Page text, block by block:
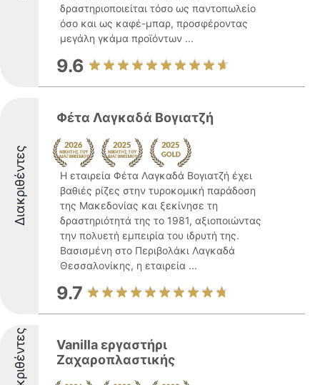
δραστηριοποιείται τόσο ως παντοπωλείο
όσο και ως καφέ-μπαρ, προσφέροντας
μεγάλη γκάμα προϊόντων ...
9.6
Διακριθέντες
Φέτα Λαγκαδά Βογιατζή
Η εταιρεία Φέτα Λαγκαδά Βογιατζή έχει
βαθιές ρίζες στην τυροκομική παράδοση
της Μακεδονίας και ξεκίνησε τη
δραστηριότητά της το 1981, αξιοποιώντας
την πολυετή εμπειρία του ιδρυτή της.
Βασισμένη στο Περιβολάκι Λαγκαδά
Θεσσαλονίκης, η εταιρεία ...
9.7
Διακριθέντες
Vanilla εργαστήρι
Ζαχαροπλαστικής